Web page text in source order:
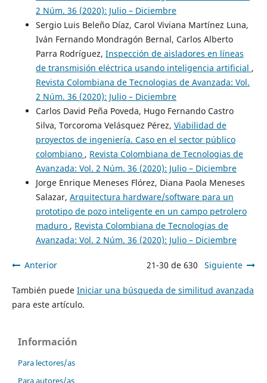
2 Núm. 36 (2020): Julio – Diciembre
Sergio Luis Beleño Díaz, Carol Viviana Martínez Luna,
Iván Fernando Mondragón Bernal, Carlos Alberto
Parra Rodríguez, Inspección de aisladores en líneas
de transmisión eléctrica usando inteligencia artificial ,
Revista Colombiana de Tecnologias de Avanzada: Vol.
2 Núm. 36 (2020): Julio – Diciembre
Carlos David Peña Poveda, Hugo Fernando Castro
Silva, Torcoroma Velásquez Pérez, Viabilidad de
proyectos de ingeniería. Caso en el sector público
colombiano , Revista Colombiana de Tecnologias de
Avanzada: Vol. 2 Núm. 36 (2020): Julio – Diciembre
Jorge Enrique Meneses Flórez, Diana Paola Meneses
Salazar, Arquitectura hardware/software para un
prototipo de pozo inteligente en un campo petrolero
maduro , Revista Colombiana de Tecnologias de
Avanzada: Vol. 2 Núm. 36 (2020): Julio – Diciembre
Anterior 21-30 de 630 Siguiente
También puede Iniciar una búsqueda de similitud avanzada
para este artículo.
Información
Para lectores/as
Para autores/as